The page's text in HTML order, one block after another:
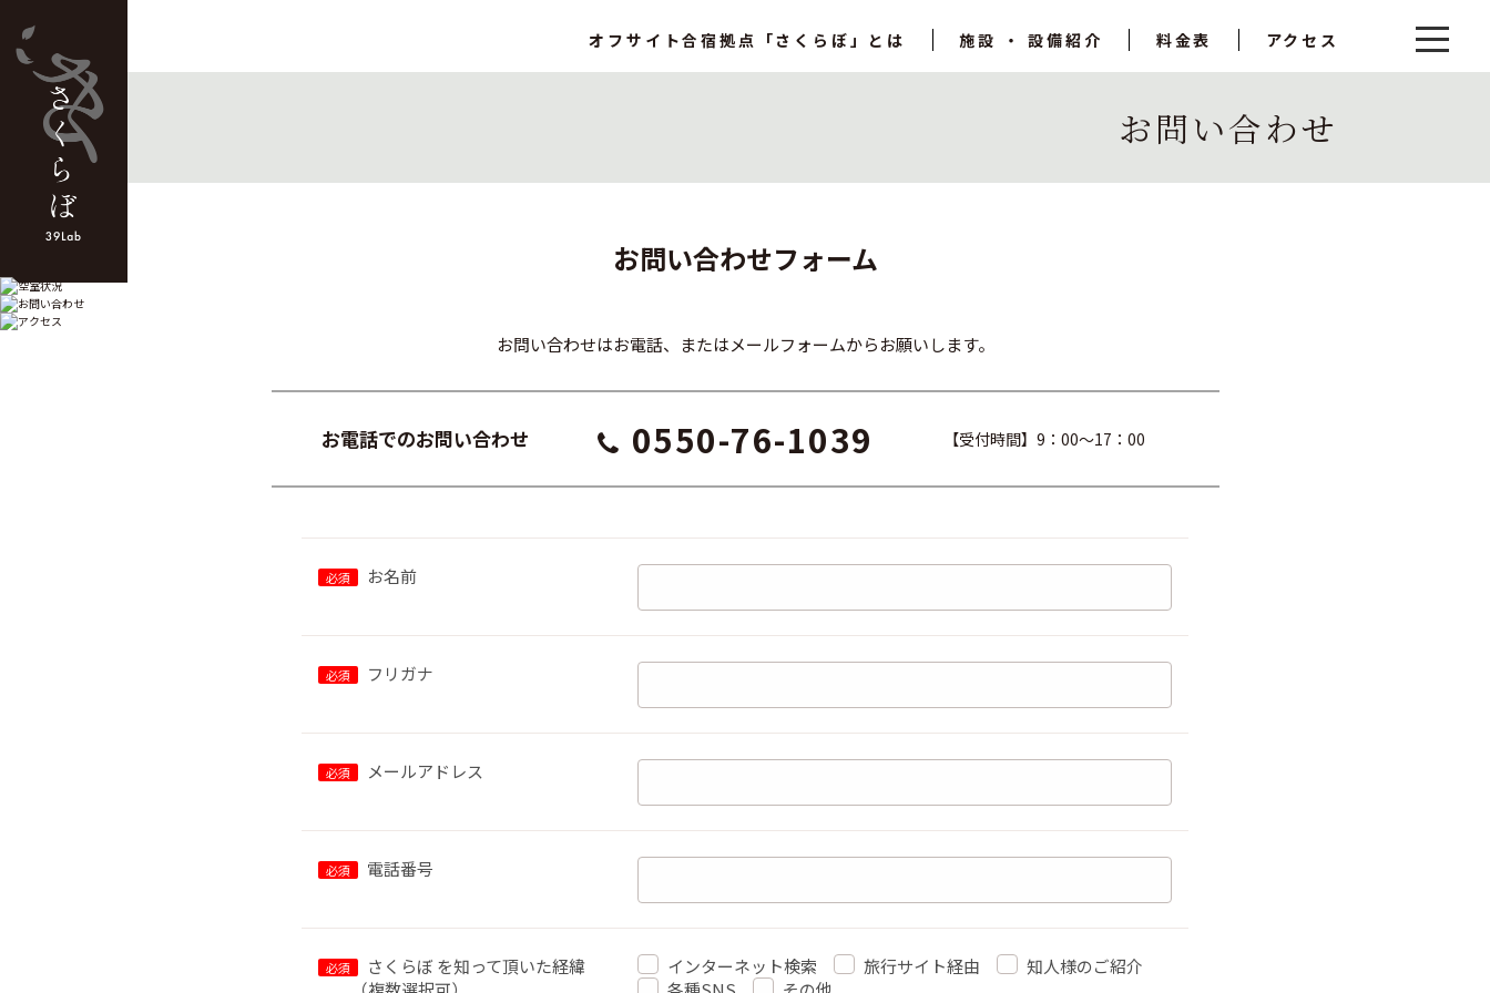
オフサイト合宿拠点「さくらぼ」とは 施設 ・ 設備紹介 料金表 アクセス
お問い合わせ
お問い合わせフォーム
お問い合わせはお電話、 またはメールフォームからお願いします。
お電話でのお問い合わせ 0550-76-1039 【受付時間】9：00～17：00
お名前
フリガナ
メールアドレス
電話番号
さくらぼ を知って頂いた経緯
インターネット検索 旅行サイト経由
知人様のご紹介